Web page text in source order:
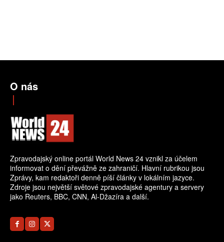
O nás
Zpravodajský online portál World News 24 vznikl za účelem
informovat o dění převážně ze zahraničí. Hlavní rubrikou jsou
Zprávy, kam redaktoři denně píší články v lokálním jazyce.
Zdroje jsou největší světové zpravodajské agentury a servery
jako Reuters, BBC, CNN, Al-Džazíra a další.